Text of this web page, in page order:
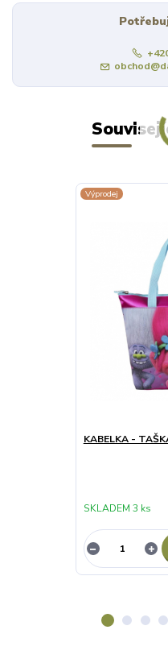
Výprodej
KABELKA -
SKLADEM 3 ks